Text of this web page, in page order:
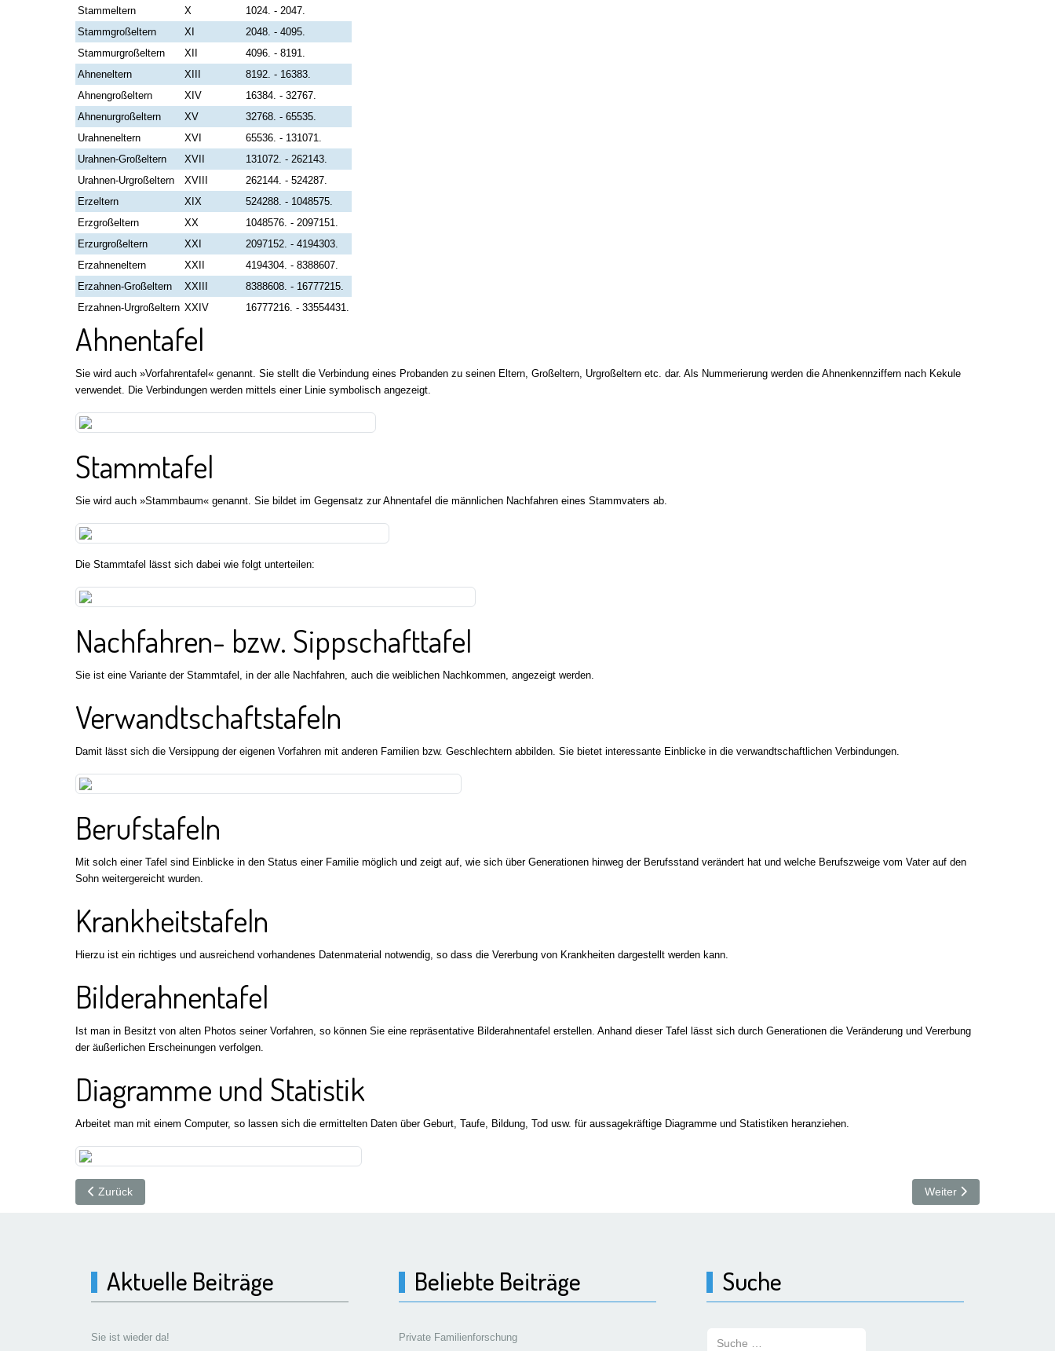
Stammeltern
X
1024. - 2047.
Stammgroßeltern
XI
2048. - 4095.
Stammurgroßeltern
XII
4096. - 8191.
Ahneneltern
XIII
8192. - 16383.
Ahnengroßeltern
XIV
16384. - 32767.
Ahnenurgroßeltern
XV
32768. - 65535.
Urahneneltern
XVI
65536. - 131071.
Urahnen-Großeltern
XVII
131072. - 262143.
Urahnen-Urgroßeltern
XVIII
262144. - 524287.
Erzeltern
XIX
524288. - 1048575.
Erzgroßeltern
XX
1048576. - 2097151.
Erzurgroßeltern
XXI
2097152. - 4194303.
Erzahneneltern
XXII
4194304. - 8388607.
Erzahnen-Großeltern
XXIII
8388608. - 16777215.
Erzahnen-Urgroßeltern XXIV 16777216. - 33554431.
Ahnentafel
Sie wird auch »Vorfahrentafel« genannt. Sie stellt die Verbindung eines Probanden zu seinen Eltern, Großeltern, Urgroßeltern etc. dar. Als Nummerierung werden die Ahnenkennziffern nach Kekule
verwendet. Die Verbindungen werden mittels einer Linie symbolisch angezeigt.
Stammtafel
Sie wird auch »Stammbaum« genannt. Sie bildet im Gegensatz zur Ahnentafel die männlichen Nachfahren eines Stammvaters ab.
Die Stammtafel lässt sich dabei wie folgt unterteilen:
Nachfahren- bzw. Sippschafttafel
Sie ist eine Variante der Stammtafel, in der alle Nachfahren, auch die weiblichen Nachkommen, angezeigt werden.
Verwandtschaftstafeln
Damit lässt sich die Versippung der eigenen Vorfahren mit anderen Familien bzw. Geschlechtern abbilden. Sie bietet interessante Einblicke in die verwandtschaftlichen Verbindungen.
Berufstafeln
Mit solch einer Tafel sind Einblicke in den Status einer Familie möglich und zeigt auf, wie sich über Generationen hinweg der Berufsstand verändert hat und welche Berufszweige vom Vater auf den
Sohn weitergereicht wurden.
Krankheitstafeln
Hierzu ist ein richtiges und ausreichend vorhandenes Datenmaterial notwendig, so dass die Vererbung von Krankheiten dargestellt werden kann.
Bilderahnentafel
Ist man in Besitzt von alten Photos seiner Vorfahren, so können Sie eine repräsentative Bilderahnentafel erstellen. Anhand dieser Tafel lässt sich durch Generationen die Veränderung und Vererbung
der äußerlichen Erscheinungen verfolgen.
Diagramme und Statistik
Arbeitet man mit einem Computer, so lassen sich die ermittelten Daten über Geburt, Taufe, Bildung, Tod usw. für aussagekräftige Diagramme und Statistiken heranziehen.
Vorheriger Beitrag: 04 – Forschung im Internet
Zurück Nächster Beitrag: 06 –
Weiter
Aktuelle Beiträge
Sie ist wieder da!
Beliebte Beiträge
Private Familienforschung
Suche